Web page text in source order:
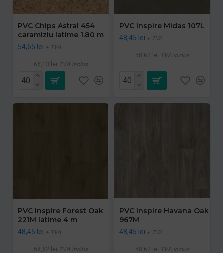
PVC Chips Astral 454
caramiziu latime 1.80 m
54,65 lei + TVA
66,13 lei TVA inclus
PVC Inspire Midas 107L
48,45 lei + TVA
58,62 lei TVA inclus
PVC Inspire Forest Oak
221M latime 4 m
48,45 lei + TVA
58,62 lei TVA inclus
PVC Inspire Havana Oak
967M
48,45 lei + TVA
58,62 lei TVA inclus